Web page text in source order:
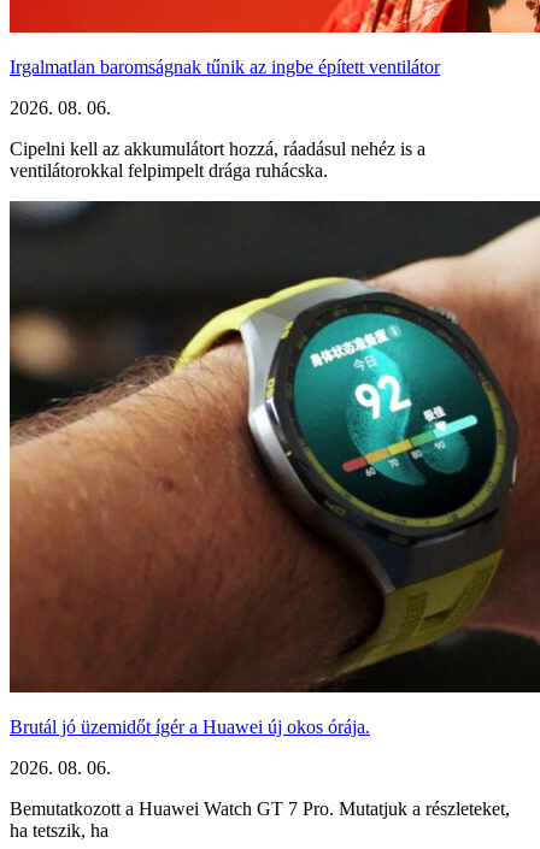
Irgalmatlan baromságnak tűnik az ingbe épített ventilátor
2026. 08. 06.
Cipelni kell az akkumulátort hozzá, ráadásul nehéz is a
ventilátorokkal felpimpelt drága ruhácska.
Brutál jó üzemidőt ígér a Huawei új okos órája.
2026. 08. 06.
Bemutatkozott a Huawei Watch GT 7 Pro. Mutatjuk a részleteket,
ha tetszik, ha